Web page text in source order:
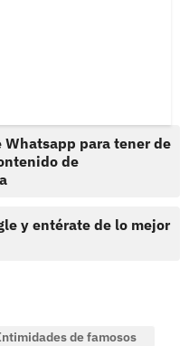
Whatsapp para tener de
de
y entérate de lo mejor
de famosos